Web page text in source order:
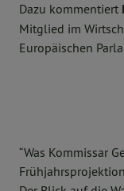
Dazu kommentiert
Mitglied im
Europäischen
“Was Kommissar